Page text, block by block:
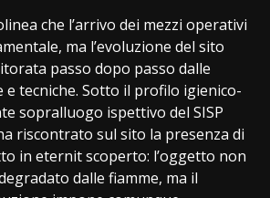
che l’arrivo dei mezzi operativi
ma l’evoluzione del sito
passo dopo passo dalle
tecniche. Sotto il profilo igienico-
sopralluogo ispettivo del SISP
riscontrato sul sito la presenza di
in eternit scoperto: l’oggetto non
dalle fiamme, ma il